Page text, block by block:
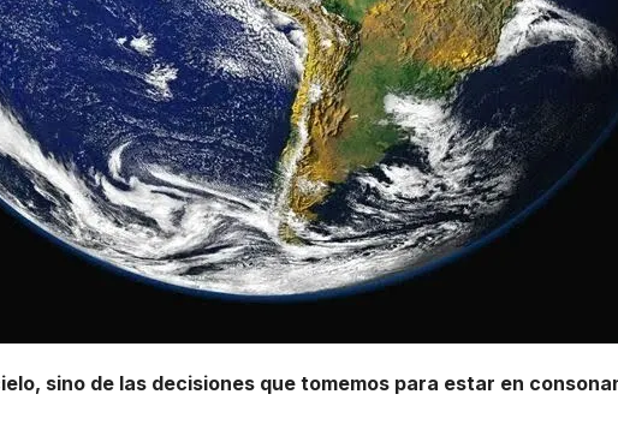
sino de las decisiones que tomemos para estar en